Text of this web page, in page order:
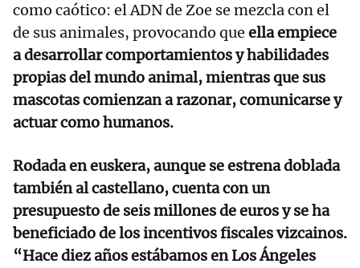
como caótico: el ADN de Zoe se mezcla con el
de sus animales, provocando que ella empiece
a desarrollar comportamientos y habilidades
propias del mundo animal, mientras que sus
mascotas comienzan a razonar, comunicarse y
actuar como humanos.
Rodada en euskera, aunque se estrena doblada
también al castellano, cuenta con un
presupuesto de seis millones de euros y se ha
beneficiado de los incentivos fiscales vizcainos.
“Hace diez años estábamos en Los Ángeles